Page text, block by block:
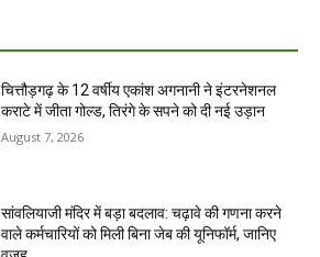
चित्तौड़गढ़ के 12 वर्षीय एकांश अगनानी ने इंटरनेशनल
कराटे में जीता गोल्ड, तिरंगे के सपने को दी नई उड़ान
August 7, 2026
सांवलियाजी मंदिर में बड़ा बदलाव: चढ़ावे की गणना करने
वाले कर्मचारियों को मिली बिना जेब की यूनिफॉर्म, जानिए